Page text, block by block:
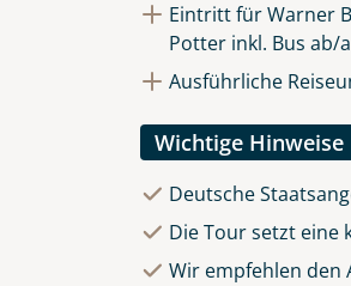
Eintritt für Warner
Potter inkl. Bus ab/
Ausführliche
Wichtige Hinweise
Deutsche
Die Tour setzt
Wir empfehlen den